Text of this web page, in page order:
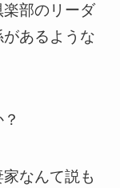
部のリーダ
あるような
なんて説も